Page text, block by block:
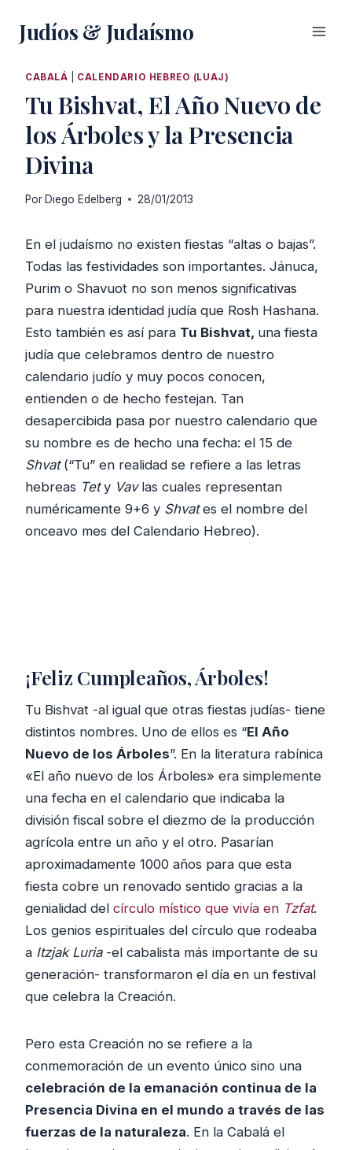
Judíos & Judaísmo
CABALÁ CALENDARIO HEBREO (LUAJ)
Tu Bishvat, El Año Nuevo de
los Árboles y la Presencia
Divina
Por Diego Edelberg 28/01/2013
En el judaísmo no existen fiestas “altas o bajas”.
Todas las festividades son importantes. Jánuca,
Purim o Shavuot no son menos significativas
para nuestra identidad judía que Rosh Hashana.
Esto también es así para Tu Bishvat, una fiesta
judía que celebramos dentro de nuestro
calendario judío y muy pocos conocen,
entienden o de hecho festejan. Tan
desapercibida pasa por nuestro calendario que
su nombre es de hecho una fecha: el 15 de
Shvat(“Tu” en realidad se refiere a las letras
hebreas Tety Vavlas cuales representan
numéricamente 9+6 y Shvates el nombre del
onceavo mes del Calendario Hebreo).
¡Feliz Cumpleaños, Árboles!
Tu Bishvat -al igual que otras fiestas judías- tiene
distintos nombres. Uno de ellos es “El Año
Nuevo de los Árboles”. En la literatura rabínica
«El año nuevo de los Árboles» era simplemente
una fecha en el calendario que indicaba la
división fiscal sobre el diezmo de la producción
agrícola entre un año y el otro. Pasarían
aproximadamente 1000 años para que esta
fiesta cobre un renovado sentido gracias a la
genialidad del círculo místico que vivía en Tzfat.
Los genios espirituales del círculo que rodeaba
a Itzjak Luria-el cabalista más importante de su
generación- transformaron el día en un festival
que celebra la Creación.
Pero esta Creación no se refiere a la
conmemoración de un evento único sino una
celebración de la emanación continua de la
Presencia Divina en el mundo a través de las
fuerzas de la naturaleza. En la Cabalá el